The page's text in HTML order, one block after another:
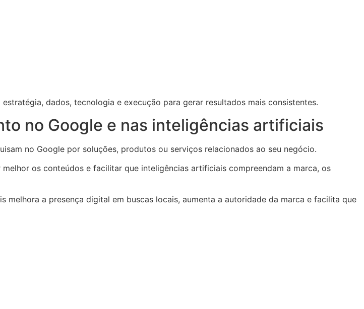
dados, tecnologia e execução para gerar resultados mais consistentes.
no Google e nas inteligências artificiais
no Google por soluções, produtos ou serviços relacionados ao seu negócio.
os conteúdos e facilitar que inteligências artificiais compreendam a marca, os
melhora a presença digital em buscas locais, aumenta a autoridade da marca e facilita que